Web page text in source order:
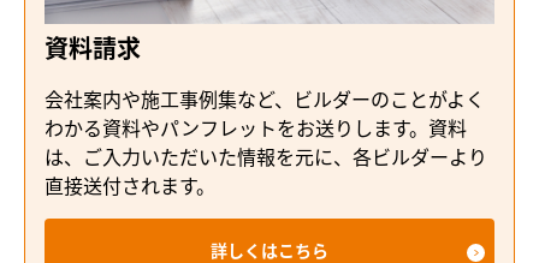
資料請求
会社案内や施工事例集など、ビルダーのことがよく
わかる資料やパンフレットをお送りします。資料
は、ご入力いただいた情報を元に、各ビルダーより
直接送付されます。
詳しくはこちら